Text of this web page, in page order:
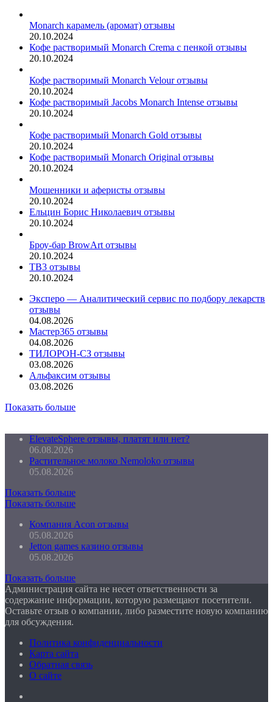
Monarch карамель (аромат) отзывы
20.10.2024
Кофе растворимый Monarch Crema с пенкой отзывы
20.10.2024
Кофе растворимый Monarch Velour отзывы
20.10.2024
Кофе растворимый Jacobs Monarch Intense отзывы
20.10.2024
Кофе растворимый Monarch Gold отзывы
20.10.2024
Кофе растворимый Monarch Original отзывы
20.10.2024
Мошенники и аферисты отзывы
20.10.2024
Ельцин Борис Николаевич отзывы
20.10.2024
Броу-бар BrowArt отзывы
20.10.2024
ТВ3 отзывы
20.10.2024
Эксперо — Аналитический сервис по подбору лекарств
отзывы
04.08.2026
Мастер365 отзывы
04.08.2026
ТИЛОРОН-СЗ отзывы
03.08.2026
Альфаксим отзывы
03.08.2026
Показать больше
ElevateSphere отзывы, платят или нет?
06.08.2026
Растительное молоко Nemoloko отзывы
05.08.2026
Показать больше
Показать больше
Компания Acon отзывы
05.08.2026
Jetton games казино отзывы
05.08.2026
Показать больше
Администрация сайта не несет ответственности за
содержание информации, которую размещают посетители.
Оставьте отзыв о компании, либо разместите новую компанию
для обсуждения.
Политика конфиденциальности
Карта сайта
Обратная связь
О сайте